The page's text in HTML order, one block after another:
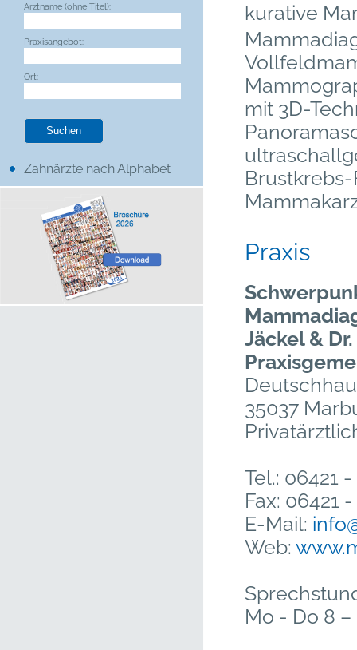
Arztname (ohne Titel):
Praxisangebot:
Ort:
Zahnärzte nach Alphabet
kurative
mit 3D-
Praxis
Jäckel &
35037
Tel.: 06421
Fax: 06421
E-Mail:
Web:
Mo - Do 8 –